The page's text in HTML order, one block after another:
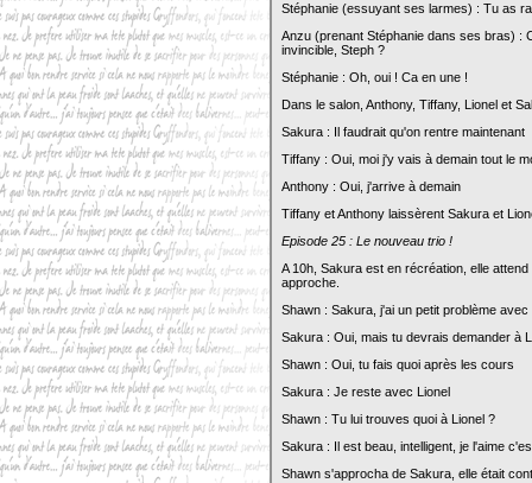
Stéphanie (essuyant ses larmes) : Tu as
Anzu (prenant Stéphanie dans ses bras) :
invincible, Steph ?
Stéphanie : Oh, oui ! Ca en une !
Dans le salon, Anthony, Tiffany, Lionel et
Sakura : Il faudrait qu'on rentre maintenant
Tiffany : Oui, moi j'y vais à demain tout le
Anthony : Oui, j'arrive à demain
Tiffany et Anthony laissèrent Sakura et
Episode 25 : Le nouveau trio !
A 10h, Sakura est en récréation, elle
approche.
Shawn : Sakura, j'ai un petit problème
Sakura : Oui, mais tu devrais demander à
Shawn : Oui, tu fais quoi après les cours
Sakura : Je reste avec Lionel
Shawn : Tu lui trouves quoi à Lionel ?
Sakura : Il est beau, intelligent, je l'aime
Shawn s'approcha de Sakura, elle était